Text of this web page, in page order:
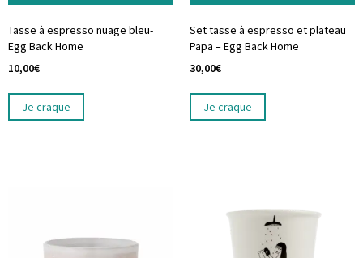
Tasse à espresso nuage bleu-
Egg Back Home
10,00€
Je craque
Set tasse à espresso et plateau
Papa – Egg Back Home
30,00€
Je craque